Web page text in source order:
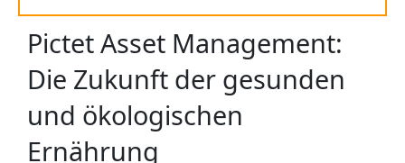
Pictet Asset Management:
Die Zukunft der gesunden
und ökologischen
Ernährung